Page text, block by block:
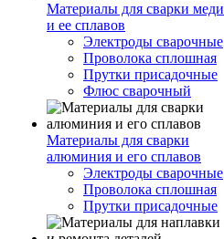
Материалы для сварки меди
и ее сплавов
Электроды сварочные
Проволока сплошная
Прутки присадочные
Флюс сварочный
Материалы для сварки
алюминия и его сплавов
Электроды сварочные
Проволока сплошная
Прутки присадочные